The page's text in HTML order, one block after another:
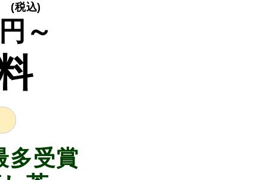
～
(税込)
多受賞